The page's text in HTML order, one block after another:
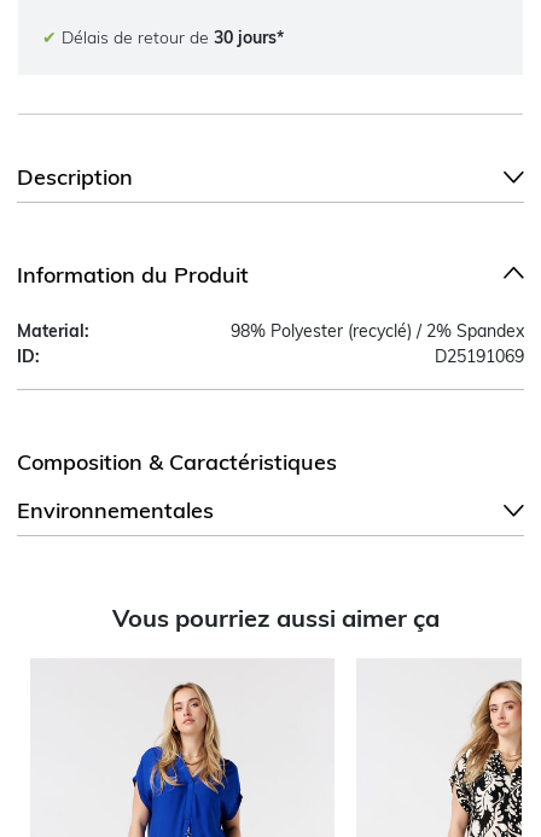
✔ Délais de retour de 30 jours*
Description
Information du Produit
Material:
98% Polyester (recyclé) / 2% Spandex
ID:
D25191069
Composition & Caractéristiques
Environnementales
Vous pourriez aussi aimer ça